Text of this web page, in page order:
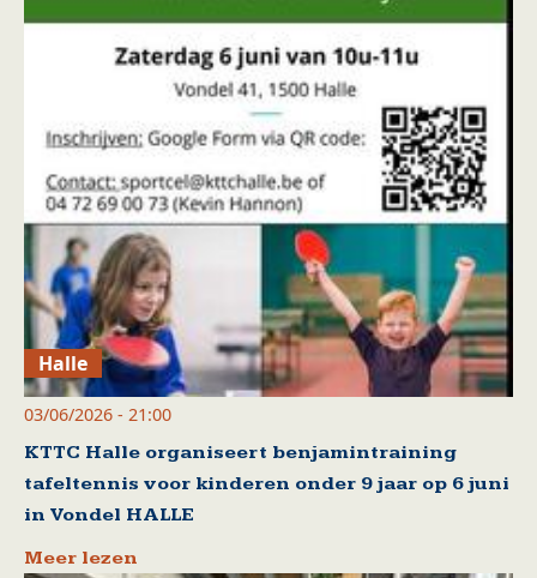
Halle
03/06/2026 - 21:00
KTTC Halle organiseert benjamintraining
tafeltennis voor kinderen onder 9 jaar op 6 juni
in Vondel HALLE
Meer lezen